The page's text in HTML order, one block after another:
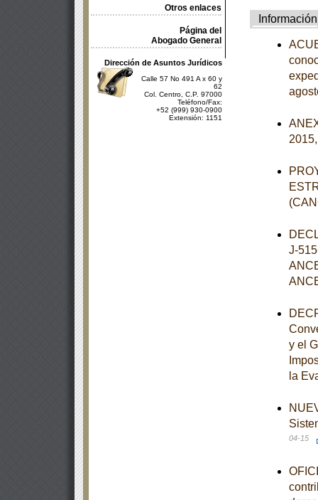
Otros enlaces
Página del
Abogado General
Dirección de Asuntos Jurídicos
Calle 57 No 491 A x 60 y
62
Col. Centro, C.P. 97000
Teléfono/Fax:
+52 (999) 930-0900
Extensión: 1151
Información
J-
y el
la
04-15